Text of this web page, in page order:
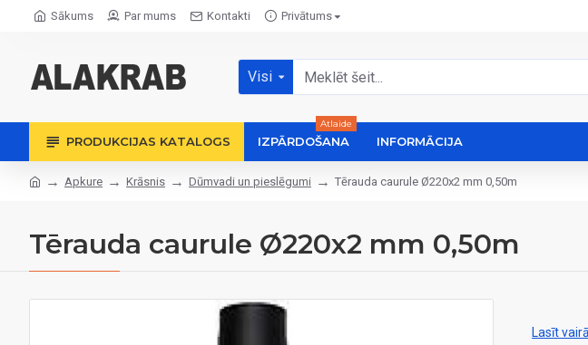
Sākums Par mums Kontakti Privātums
Visi
PRODUKCIJAS KATALOGS IZPĀRDOŠANA
Atlaide
INFORMĀCIJA
Apkure Krāsnis Dūmvadi un pieslēgumi Tērauda caurule Ø220x2 mm 0,50m
Tērauda caurule Ø220x2 mm 0,50m
Lasīt